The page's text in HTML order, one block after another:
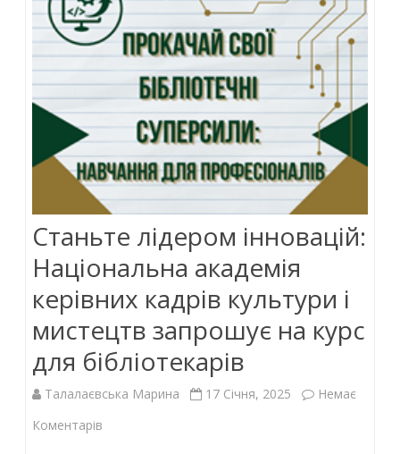
Станьте лідером інновацій:
Національна академія
керівних кадрів культури і
мистецтв запрошує на курс
для бібліотекарів
Талалаєвська Марина 17 Січня, 2025
Немає
Коментарів